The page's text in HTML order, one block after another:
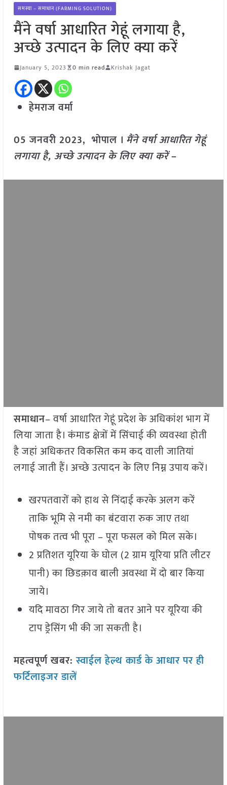
समस्या – समाधान (FARMING SOLUTION)
मैंने वर्षा आधारित गेहूं लगाया है,
अच्छे उत्पादन के लिए क्या करें
January 5, 2023 0 min read Krishak Jagat
हेमराज वर्मा
05 जनवरी 2023, भोपाल । मैंने वर्षा आधारित गेहूं
लगाया है, अच्छे उत्पादन के लिए क्या करें–
समाधान– वर्षा आधारित गेहूं प्रदेश के अधिकांश भाग में
लिया जाता है। कंमाड क्षेत्रों में सिंचाई की व्यवस्था होती
है जहां अधिकतर विकसित कम कद वाली जातियां
लगाई जाती हैं। अच्छे उत्पादन के लिए निम्न उपाय करें।
खरपतवारों को हाथ से निंदाई करके अलग करें
ताकि भूमि से नमी का बंटवारा रुक जाए तथा
पोषक तत्व भी पूरा – पूरा फसल को मिल सके।
2 प्रतिशत यूरिया के घोल (2 ग्राम यूरिया प्रति लीटर
पानी) का छिडक़ाव बाली अवस्था में दो बार किया
जाये।
यदि मावठा गिर जाये तो बतर आने पर यूरिया की
टाप ड्रेसिंग भी की जा सकती है।
महत्वपूर्ण खबर: स्वाईल हेल्थ कार्ड के आधार पर ही
फर्टिलाइजर डालें